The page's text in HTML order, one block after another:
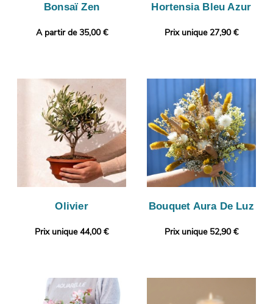
Bonsaï Zen
A partir de 35,00 €
Hortensia Bleu Azur
Prix unique 27,90 €
Olivier
Prix unique 44,00 €
Bouquet Aura De Luz
Prix unique 52,90 €